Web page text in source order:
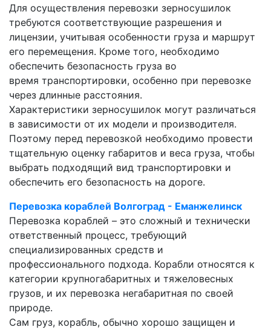
Для осуществления перевозки зерносушилок
требуются соответствующие разрешения и
лицензии, учитывая особенности груза и маршрут
его перемещения. Кроме того, необходимо
обеспечить безопасность груза во
время транспортировки, особенно при перевозке
через длинные расстояния.
Характеристики зерносушилок могут различаться
в зависимости от их модели и производителя.
Поэтому перед перевозкой необходимо провести
тщательную оценку габаритов и веса груза, чтобы
выбрать подходящий вид транспортировки и
обеспечить его безопасность на дороге.
Перевозка кораблей Волгоград - Еманжелинск
Перевозка кораблей – это сложный и технически
ответственный процесс, требующий
специализированных средств и
профессионального подхода. Корабли относятся к
категории крупногабаритных и тяжеловесных
грузов, и их перевозка негабаритная по своей
природе.
Сам груз, корабль, обычно хорошо защищен и